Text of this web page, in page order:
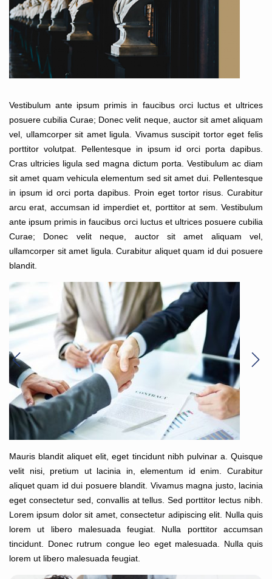
Vestibulum ante ipsum primis in faucibus orci luctus et ultrices
posuere cubilia Curae; Donec velit neque, auctor sit amet aliquam
vel, ullamcorper sit amet ligula. Vivamus suscipit tortor eget felis
porttitor volutpat. Pellentesque in ipsum id orci porta dapibus.
Cras ultricies ligula sed magna dictum porta. Vestibulum ac diam
sit amet quam vehicula elementum sed sit amet dui. Pellentesque
in ipsum id orci porta dapibus. Proin eget tortor risus. Curabitur
arcu erat, accumsan id imperdiet et, porttitor at sem. Vestibulum
ante ipsum primis in faucibus orci luctus et ultrices posuere cubilia
Curae; Donec velit neque, auctor sit amet aliquam vel,
ullamcorper sit amet ligula. Curabitur aliquet quam id dui posuere
blandit.
Mauris blandit aliquet elit, eget tincidunt nibh pulvinar a. Quisque
velit nisi, pretium ut lacinia in, elementum id enim. Curabitur
aliquet quam id dui posuere blandit. Vivamus magna justo, lacinia
eget consectetur sed, convallis at tellus. Sed porttitor lectus nibh.
Lorem ipsum dolor sit amet, consectetur adipiscing elit. Nulla quis
lorem ut libero malesuada feugiat. Nulla porttitor accumsan
tincidunt. Donec rutrum congue leo eget malesuada. Nulla quis
lorem ut libero malesuada feugiat.